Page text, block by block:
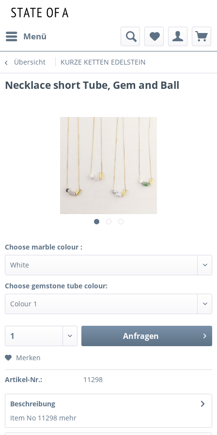
Menü
Übersicht KURZE KETTEN EDELSTEIN
Necklace short Tube, Gem and Ball
Choose marble colour :
Choose gemstone tube colour:
Anfragen
Merken
Artikel-Nr.: 11298
Beschreibung
Item No 11298 mehr